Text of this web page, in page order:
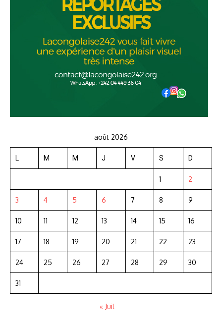
août 2026
L M M J V S D
1 2
3 4 5 6 7 8 9
10 11 12 13 14 15 16
17 18 19 20 21 22 23
24 25 26 27 28 29 30
31
« Juil